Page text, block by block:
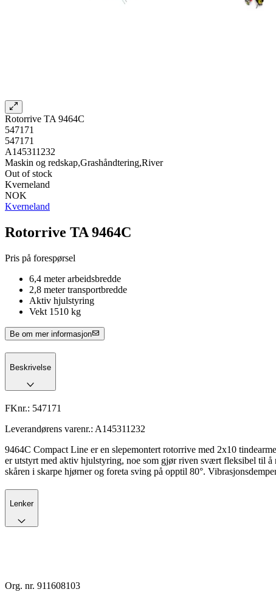
Rotorrive TA 9464C
547171
547171
A145311232
Maskin og redskap,Grashåndtering,River
Out of stock
Kverneland
NOK
Kverneland
Rotorrive TA 9464C
Pris på forespørsel
6,4 meter arbeidsbredde
2,8 meter transportbredde
Aktiv hjulstyring
Vekt 1510 kg
Be om mer informasjon
Beskrivelse
FKnr.: 547171
Leverandørens varenr.: A145311232
9464C Compact Line er en slepemontert rotorrive med 2x10
er utstyrt med aktiv hjulstyring, noe som gjør riven svært fleksibel til
skåren i skarpe hjørner og foreta sving på opptil 80°.
Lenker
Org. nr. 911608103